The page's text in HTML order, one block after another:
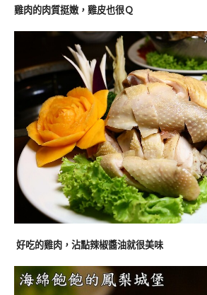
雞肉的肉質挺嫩，雞皮也很Ｑ
好吃的雞肉，沾點辣椒醬油就很美味